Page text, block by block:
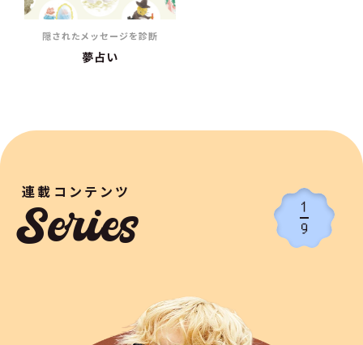
隠されたメッセージを診断
夢占い
連載コンテンツ
Series
1
9